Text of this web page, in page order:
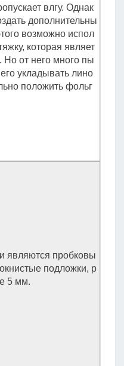
влгу. Однак
дополнительны
возможно испол
которая являет
Но от него много пы
укладывать лино
положить фольг
являются пробковы
подложки, р
5 мм.